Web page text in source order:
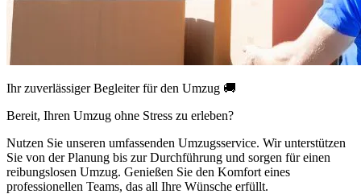
Ihr zuverlässiger Begleiter für den Umzug 🚚
Bereit, Ihren Umzug ohne Stress zu erleben?
Nutzen Sie unseren umfassenden Umzugsservice. Wir unterstützen
Sie von der Planung bis zur Durchführung und sorgen für einen
reibungslosen Umzug. Genießen Sie den Komfort eines
professionellen Teams, das all Ihre Wünsche erfüllt.